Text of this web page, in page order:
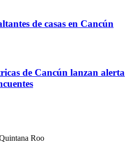
de casas en Cancún
de Cancún lanzan alerta
Roo